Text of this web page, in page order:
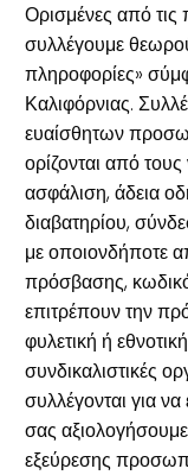
Ορισμένες από
συλλέγουμε
πληροφορίες»
Καλιφόρνιας.
ευαίσθητων
ορίζονται από
ασφάλιση, άδεια
διαβατηρίου,
με οποιονδήποτε
πρόσβασης,
επιτρέπουν την
φυλετική ή
συνδικαλιστικές
συλλέγονται για
σας
εξεύρεσης